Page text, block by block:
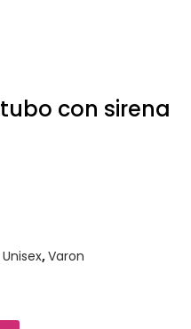
tubo con sirena
Unisex,Varon